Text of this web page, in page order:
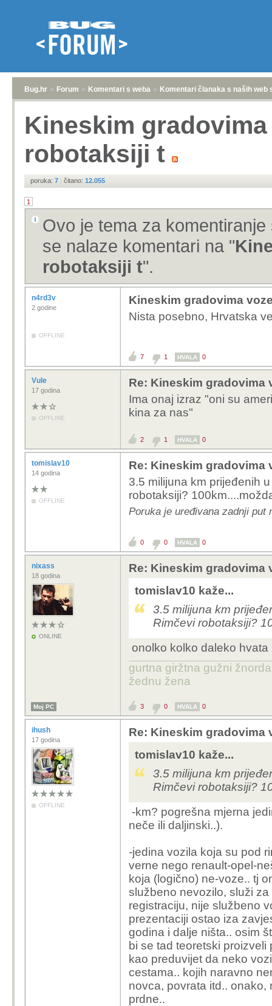
Bug.hr » Forum » Komentari s weba » Komentari članaka s naših web
Kineskim
robotaksiji t
poruka: 7 | čitano: 12.055
1
Ovo je tema za
se nalaze komentari na "
robotaksiji t".
n4rd3v
2 godine
OFFLINE
Kineskim gradovima
Nista posebno, Hrvatska
7 1 HVALA 0
Vule
17 godina
OFFLINE
Re: Kineskim gradovima
Ima onaj izraz "oni su
kina za nas"
2 1 HVALA 0
tomislav10
14 godina
OFFLINE
Re: Kineskim gradovima
3.5 milijuna km prijeđenih
robotaksiji?
Poruka je uređivana zadnji put
0 0 HVALA 0
nixass
18 godina
ONLINE
Re: Kineskim gradovima
tomislav10 kaže...
3.5 milijuna km
Rimčevi robotaksiji?
onolko kolko daleko
gurtna giržtna gužni
žednu žena
Moj PC 3 0 HVALA 0
ihush
17 godina
OFFLINE
Re: Kineskim gradovima
tomislav10 kaže...
3.5 milijuna km
Rimčevi robotaksiji?
-km? pogrešna mjerna
neče ili daljinski..).
-jedina vozila koja su pod
verne nego renault-opel-
koja (logično) ne-voze.. tj
službeno nevozilo, služi
registraciju, nije službeno
prezentaciji ostao iza
godina i dalje ništa.. osim
bi se tad teoretski
kao preduvijet da neko
cestama.. kojih naravno
novca, povrata itd..
prdne..